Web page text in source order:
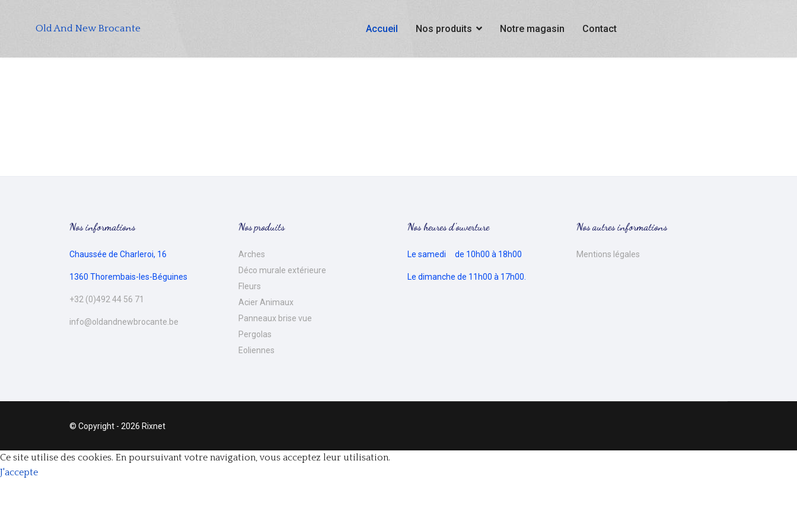
Old And New Brocante Accueil Nos produits Notre magasin Contact
Nos informations
Chaussée de Charleroi, 16
1360 Thorembais-les-Béguines
+32 (0)492 44 56 71
info@oldandnewbrocante.be
Nos produits
Arches
Déco murale extérieure
Fleurs
Acier Animaux
Panneaux brise vue
Pergolas
Eoliennes
Nos heures d'ouverture
Le samedi de 10h00 à 18h00
Le dimanche de 11h00 à 17h00.
Nos autres informations
Mentions légales
© Copyright - 2026 Rixnet
Ce site utilise des cookies. En poursuivant votre navigation, vous acceptez leur utilisation.
J'accepte